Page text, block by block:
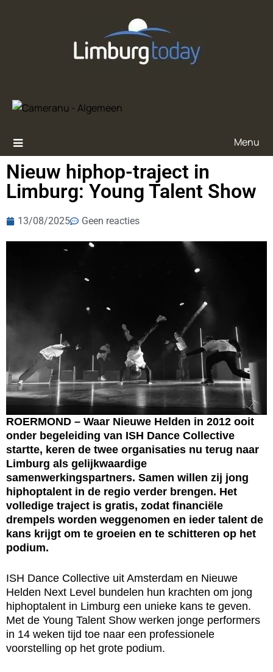
Menu
Nieuw hiphop-traject in
Limburg: Young Talent Show
13/08/2025 Geen reacties
ROERMOND – Waar Nieuwe Helden in 2012 ooit
onder begeleiding van ISH Dance Collective
startte, keren de twee organisaties nu terug naar
Limburg als gelijkwaardige
samenwerkingspartners. Samen willen zij jong
hiphoptalent in de regio verder brengen. Het
volledige traject is gratis, zodat financiële
drempels worden weggenomen en ieder talent de
kans krijgt om te groeien en te schitteren op het
podium.
ISH Dance Collective uit Amsterdam en Nieuwe
Helden Next Level bundelen hun krachten om jong
hiphoptalent in Limburg een unieke kans te geven.
Met de Young Talent Show werken jonge performers
in 14 weken tijd toe naar een professionele
voorstelling op het grote podium.